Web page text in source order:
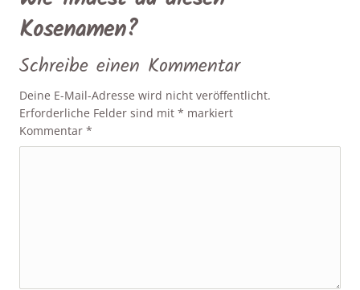
Kosenamen?
Schreibe einen Kommentar
Deine E-Mail-Adresse wird nicht veröffentlicht.
Erforderliche Felder sind mit* markiert
Kommentar*